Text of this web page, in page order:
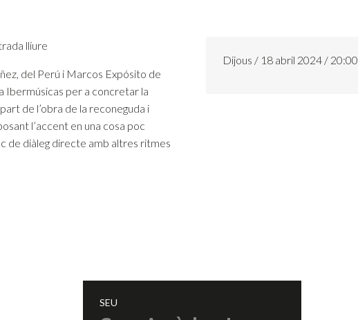
lliure
del Perú i Marcos Expósito de
Ibermúsicas per a concretar la
de l’obra de la reconeguda i
l’accent en una cosa poc
de diàleg directe amb altres ritmes
Dijous / 18 abril 2024 / 20:00
SEU